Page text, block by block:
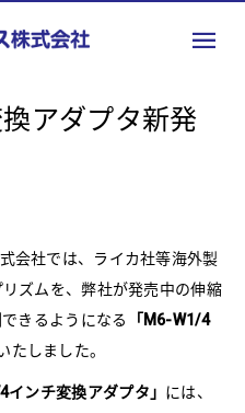
アダプタ新発
会社では、ライカ社等海外製
ズムを、弊社が発売中の伸縮
きるようになる
「M6-W1/4
たしました。
インチ変換アダプタ」 には、